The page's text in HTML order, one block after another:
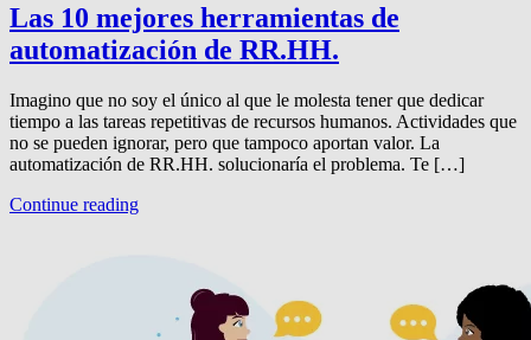
Las 10 mejores herramientas de
automatización de RR.HH.
Imagino que no soy el único al que le molesta tener que dedicar
tiempo a las tareas repetitivas de recursos humanos. Actividades que
no se pueden ignorar, pero que tampoco aportan valor. La
automatización de RR.HH. solucionaría el problema. Te […]
Continue reading